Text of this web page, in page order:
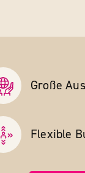
Große
Flexible